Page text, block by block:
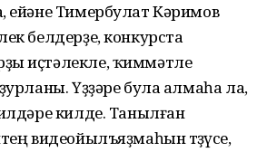
ейәне Тимербулат Кәримов
белдерҙе, конкурста
иҫтәлекле, ҡиммәтле
Үҙҙәре була алмаһа ла,
килде. Танылған
видеойылъяҙмаһын төҙөүсе,